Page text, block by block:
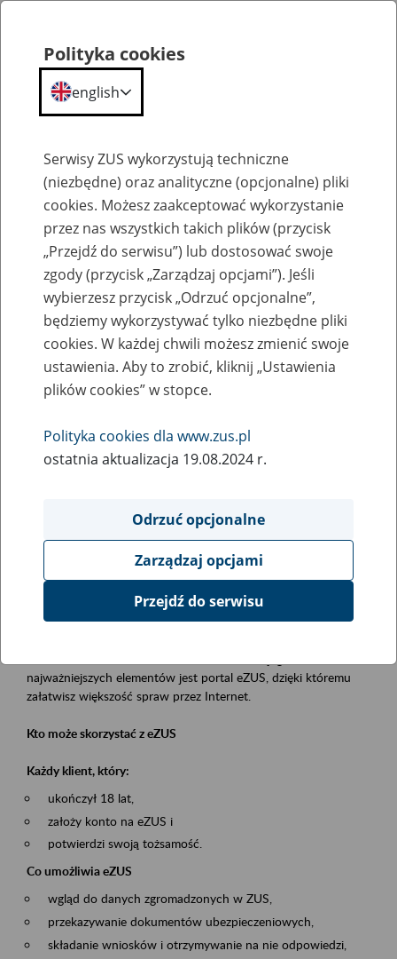
Szkolenia
Zaproś ZUS do siebie - zakładanie profili
eZUS w siedzibie Twojej firmy
Rodzaj wydarzenia
Szkolenia
obsługa klientów
Event description
Platforma Usług Elektronicznych eZUS
najważniejszych elementów jest portal eZUS, dzięki któremu
załatwisz większość spraw przez Internet.
Kto może skorzystać z eZUS
Każdy klient, który:
ukończył 18 lat,
założy konto na eZUS i
potwierdzi swoją tożsamość.
Co umożliwia eZUS
wgląd do danych zgromadzonych w ZUS,
przekazywanie dokumentów ubezpieczeniowych,
składanie wniosków i otrzymywanie na nie odpowiedzi,
Polityka cookies
english
Serwisy ZUS wykorzystują techniczne
(niezbędne) oraz analityczne (opcjonalne) pliki
cookies. Możesz zaakceptować wykorzystanie
przez nas wszystkich takich plików (przycisk
„Przejdź do serwisu”) lub dostosować swoje
zgody (przycisk „Zarządzaj opcjami”). Jeśli
wybierzesz przycisk „Odrzuć opcjonalne”,
będziemy wykorzystywać tylko niezbędne pliki
cookies. W każdej chwili możesz zmienić swoje
ustawienia. Aby to zrobić, kliknij „Ustawienia
plików cookies” w stopce.
Polityka cookies dla www.zus.pl
ostatnia aktualizacja 19.08.2024 r.
Odrzuć opcjonalne
Zarządzaj opcjami
Przejdź do serwisu